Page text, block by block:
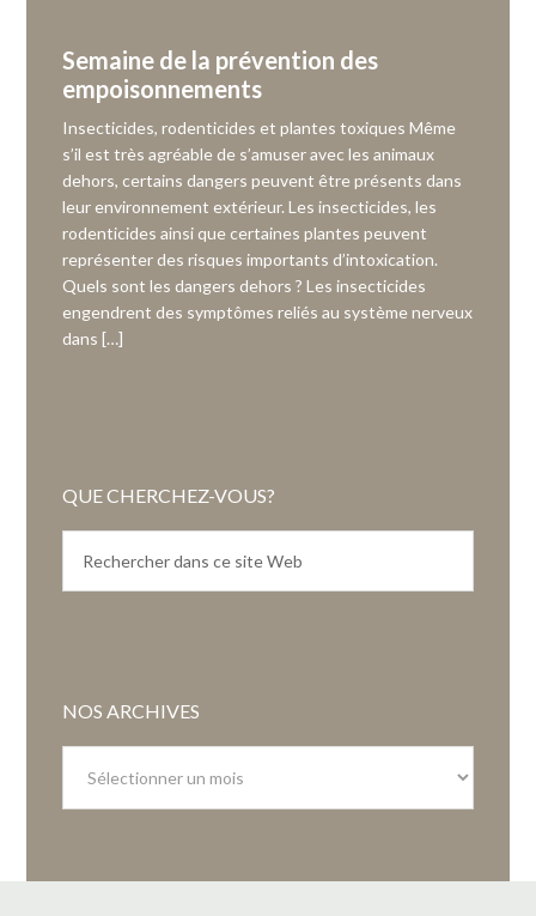
Semaine de la prévention des
empoisonnements
Insecticides, rodenticides et plantes toxiques Même
s’il est très agréable de s’amuser avec les animaux
dehors, certains dangers peuvent être présents dans
leur environnement extérieur. Les insecticides, les
rodenticides ainsi que certaines plantes peuvent
représenter des risques importants d’intoxication.
Quels sont les dangers dehors ? Les insecticides
engendrent des symptômes reliés au système nerveux
dans […]
QUE CHERCHEZ-VOUS?
NOS ARCHIVES
archives